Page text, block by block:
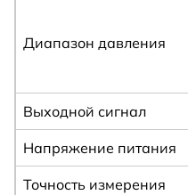
Диапазон давления
Выходной сигнал
Напряжение питания
Точность измерения